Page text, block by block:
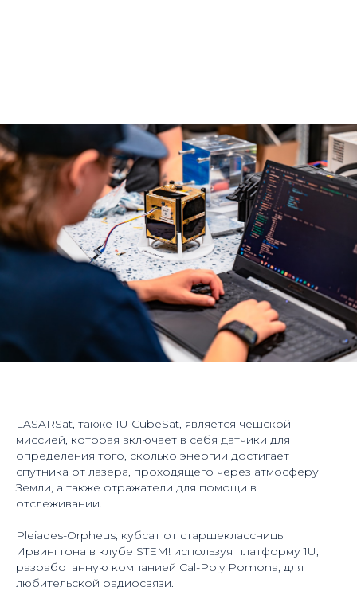
LASARSat, также 1U CubeSat, является чешской
миссией, которая включает в себя датчики для
определения того, сколько энергии достигает
спутника от лазера, проходящего через атмосферу
Земли, а также отражатели для помощи в
отслеживании.
Pleiades-Orpheus, кубсат от старшеклассницы
Ирвингтона в клубе STEM! используя платформу 1U,
разработанную компанией Cal-Poly Pomona, для
любительской радиосвязи.